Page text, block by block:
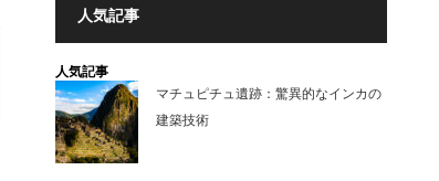
人気記事
人気記事
マチュピチュ遺跡：驚異的なインカの
建築技術